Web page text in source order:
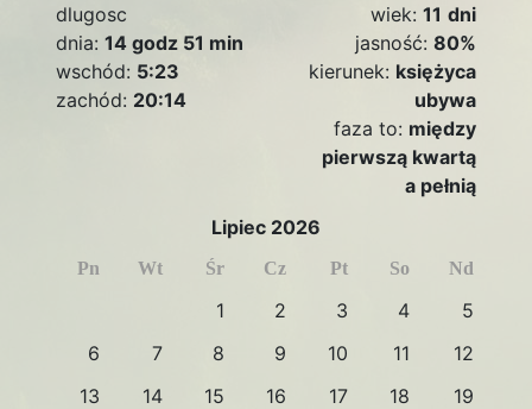
dlugosc
dnia:14 godz 51 min
wschód: 5:23
zachód: 20:14
wiek: 11 dni
jasność: 80%
kierunek: księżyca
ubywa
faza to: między
pierwszą kwartą
a pełnią
Lipiec 2026
Pn Wt Śr Cz Pt So Nd
1 2 3 4
5
6
7 8 9 10 11
12
13
14 15 16 17 18
19